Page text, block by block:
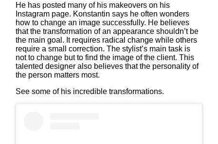
He has posted many of his makeovers on his
Instagram page. Konstantin says he often wonders
how to change an image successfully. He believes
that the transformation of an appearance shouldn’t be
the main goal. It requires radical change while others
require a small correction. The stylist’s main task is
not to change but to find the image of the client. This
talented designer also believes that the personality of
the person matters most.
See some of his incredible transformations.